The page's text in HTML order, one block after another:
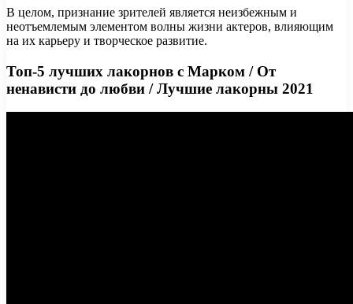
В целом, признание зрителей является неизбежным и
неотъемлемым элементом волны жизни актеров, влияющим
на их карьеру и творческое развитие.
Топ-5 лучших лакорнов с Марком / От
ненависти до любви / Лучшие лакорны 2021